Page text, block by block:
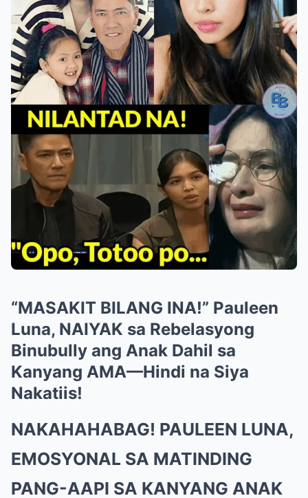
“MASAKIT BILANG INA!” Pauleen
Luna, NAIYAK sa Rebelasyong
Binubully ang Anak Dahil sa
Kanyang AMA—Hindi na Siya
Nakatiis!
NAKAHAHABAG! PAULEEN LUNA,
EMOSYONAL SA MATINDING
PANG-AAPI SA KANYANG ANAK